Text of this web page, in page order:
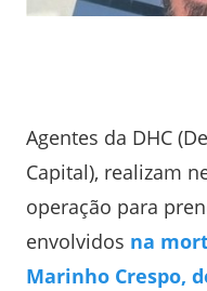
Agentes da DHC
Capital), realizam
operação para
envolvidos na
Marinho Crespo,